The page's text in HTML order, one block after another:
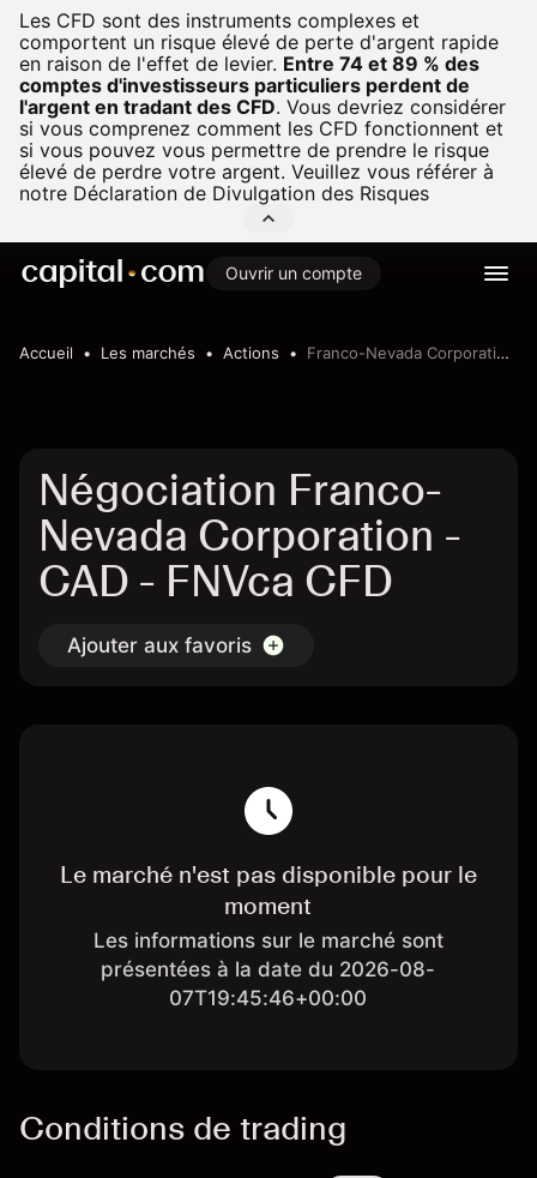
Les CFD sont des instruments complexes et
comportent un risque élevé de perte d'argent rapide
en raison de l'effet de levier. Entre 74 et 89 % des
comptes d'investisseurs particuliers perdent de
l'argent en tradant des CFD. Vous devriez considérer
si vous comprenez comment les CFD fonctionnent et
si vous pouvez vous permettre de prendre le risque
élevé de perdre votre argent. Veuillez vous référer à
notre Déclaration de Divulgation des Risques
Ouvrir un compte
Accueil Les marchés Actions Franco-Nevada Corporation - CAD
Négociation Franco-
Nevada Corporation -
CAD - FNVca CFD
Ajouter aux favoris
Le marché n'est pas disponible pour le
moment
Les informations sur le marché sont
présentées à la date du 2026-08-
07T19:45:46+00:00
Conditions de trading